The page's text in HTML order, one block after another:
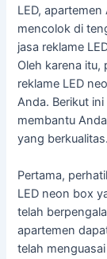
LED,
mencolok di
jasa reklame
Oleh karena itu,
reklame LED
Anda. Berikut
membantu
yang berkualitas.
Pertama,
LED neon box
telah
apartemen
telah